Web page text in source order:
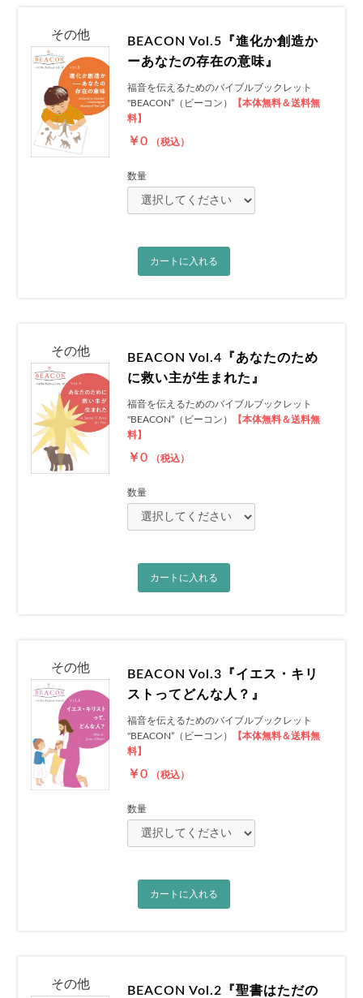
その他
BEACON Vol.5『進化か創造か
ーあなたの存在の意味』
福音を伝えるためのバイブルブックレット
"BEACON”（ビーコン）
【本体無料＆送料無
料】
￥0 （税込）
数量
カートに入れる
その他
BEACON Vol.4『あなたのため
に救い主が生まれた』
福音を伝えるためのバイブルブックレット
"BEACON”（ビーコン）
【本体無料＆送料無
料】
￥0 （税込）
数量
カートに入れる
その他
BEACON Vol.3『イエス・キリ
ストってどんな人？』
福音を伝えるためのバイブルブックレット
"BEACON”（ビーコン）
【本体無料＆送料無
料】
￥0 （税込）
数量
カートに入れる
その他
BEACON Vol.2『聖書はただの
お買い物を続ける カートへ進む